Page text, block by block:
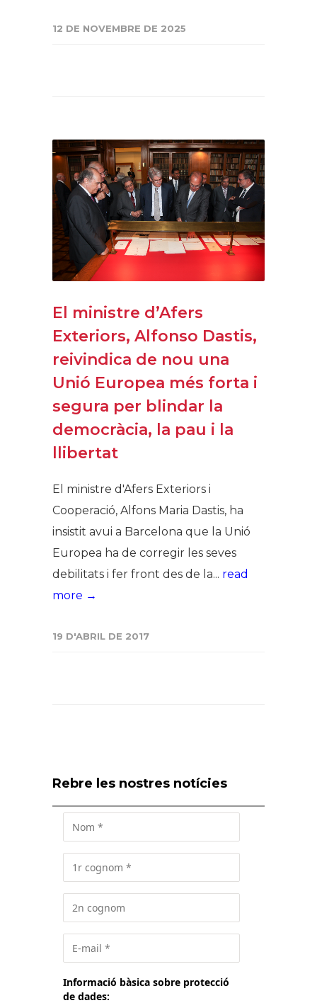
12 DE NOVEMBRE DE 2025
El ministre d’Afers
Exteriors, Alfonso Dastis,
reivindica de nou una
Unió Europea més forta i
segura per blindar la
democràcia, la pau i la
llibertat
El ministre d'Afers Exteriors i
Cooperació, Alfons Maria Dastis, ha
insistit avui a Barcelona que la Unió
Europea ha de corregir les seves
debilitats i fer front des de la... read
more →
19 D'ABRIL DE 2017
Rebre les nostres notícies
Informació bàsica sobre protecció
de dades: